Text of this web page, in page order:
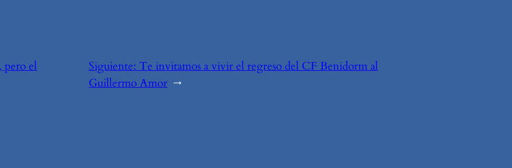
pero el
Siguiente:Te invitamos a vivir el regreso del CF Benidorm al
Guillermo Amor →